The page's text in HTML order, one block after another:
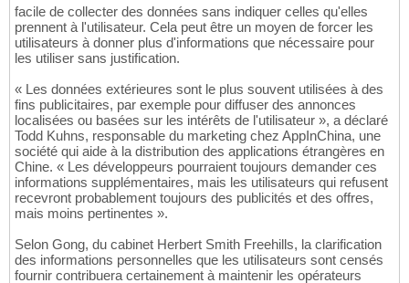
facile de collecter des données sans indiquer celles qu'elles
prennent à l'utilisateur. Cela peut être un moyen de forcer les
utilisateurs à donner plus d'informations que nécessaire pour
les utiliser sans justification.
« Les données extérieures sont le plus souvent utilisées à des
fins publicitaires, par exemple pour diffuser des annonces
localisées ou basées sur les intérêts de l'utilisateur », a déclaré
Todd Kuhns, responsable du marketing chez AppInChina, une
société qui aide à la distribution des applications étrangères en
Chine. « Les développeurs pourraient toujours demander ces
informations supplémentaires, mais les utilisateurs qui refusent
recevront probablement toujours des publicités et des offres,
mais moins pertinentes ».
Selon Gong, du cabinet Herbert Smith Freehills, la clarification
des informations personnelles que les utilisateurs sont censés
fournir contribuera certainement à maintenir les opérateurs